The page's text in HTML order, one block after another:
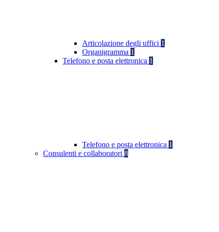
Articolazione degli uffici 1
Organigramma 1
Telefono e posta elettronica 1
Telefono e posta elettronica 1
Consulenti e collaboratori 8